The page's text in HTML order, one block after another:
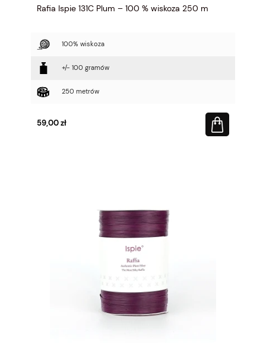
Rafia Ispie 131C Plum – 100 % wiskoza 250 m
100% wiskoza
+/- 100 gramów
250 metrów
59,00 zł